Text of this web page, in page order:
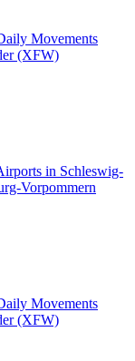
Movements
(XFW)
in Schleswig-
Vorpommern
Movements
(XFW)